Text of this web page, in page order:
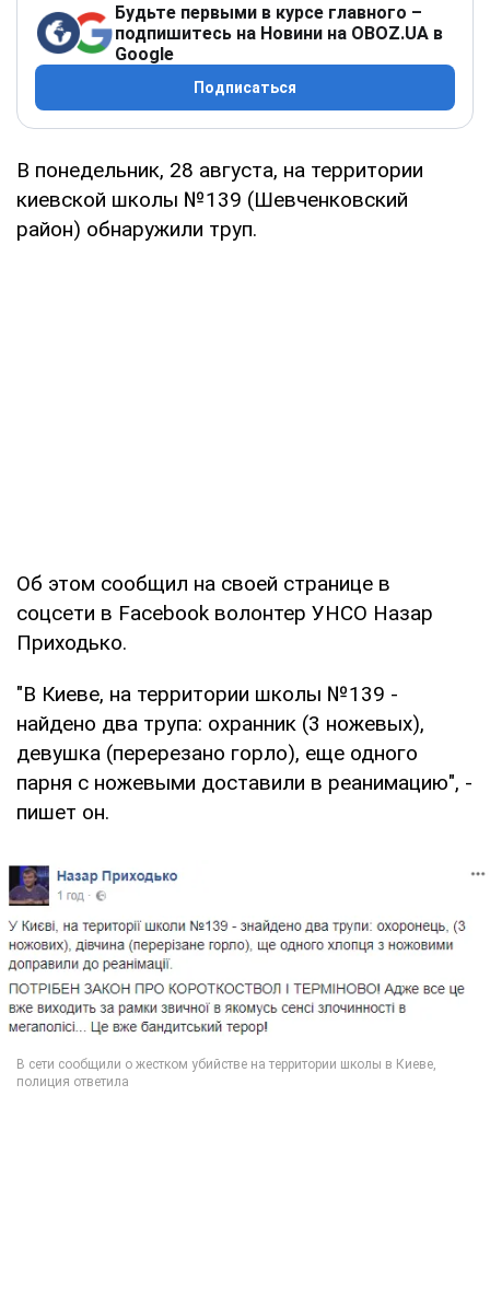
Будьте первыми в курсе главного –
подпишитесь на Новини на OBOZ.UA в
Google
Подписаться
В понедельник, 28 августа, на территории
киевской школы №139 (Шевченковский
район) обнаружили труп.
Об этом сообщил на своей странице в
соцсети в Facebook волонтер УНСО Назар
Приходько.
"В Киеве, на территории школы №139 -
найдено два трупа: охранник (3 ножевых),
девушка (перерезано горло), еще одного
парня с ножевыми доставили в реанимацию", -
пишет он.